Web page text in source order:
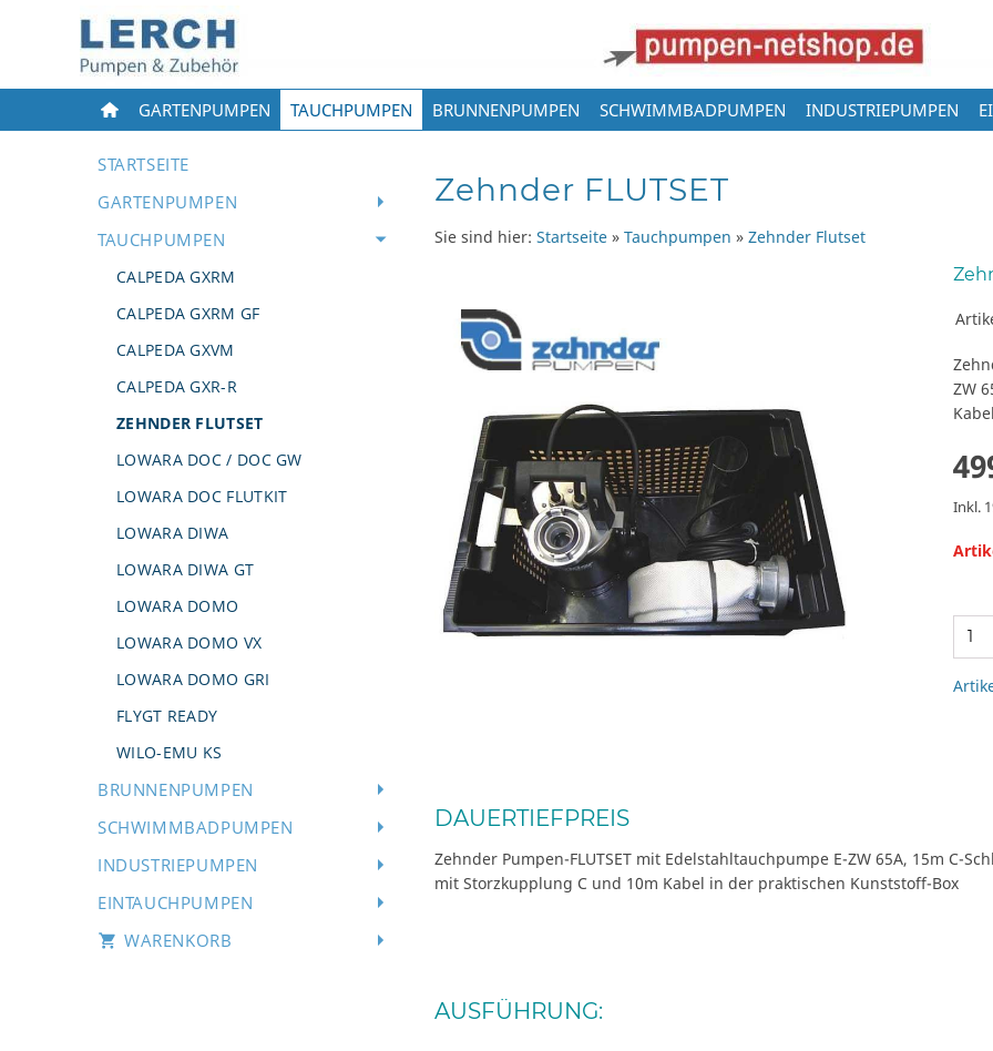
GARTENPUMPEN TAUCHPUMPEN BRUNNENPUMPEN SCHWIMMBADPUMPEN INDUSTRIEPUMPEN
STARTSEITE
GARTENPUMPEN
TAUCHPUMPEN
CALPEDA GXRM
CALPEDA GXRM GF
CALPEDA GXVM
CALPEDA GXR-R
ZEHNDER FLUTSET
LOWARA DOC / DOC GW
LOWARA DOC FLUTKIT
LOWARA DIWA
LOWARA DIWA GT
LOWARA DOMO
LOWARA DOMO VX
LOWARA DOMO GRI
FLYGT READY
WILO-EMU KS
BRUNNENPUMPEN
SCHWIMMBADPUMPEN
INDUSTRIEPUMPEN
EINTAUCHPUMPEN
WARENKORB
Zehnder FLUTSET
Sie sind hier: Startseite » Tauchpumpen » Zehnder Flutset
ZW
Inkl.
DAUERTIEFPREIS
Zehnder Pumpen-FLUTSET mit Edelstahltauchpumpe E-ZW 65A, 15m C-
mit Storzkupplung C und 10m Kabel in der praktischen Kunststoff-Box
AUSFÜHRUNG: